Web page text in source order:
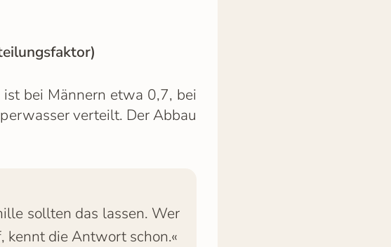
bei Männern etwa 0,7, bei
verteilt. Der Abbau
sollten das lassen. Wer
kennt die Antwort schon.«